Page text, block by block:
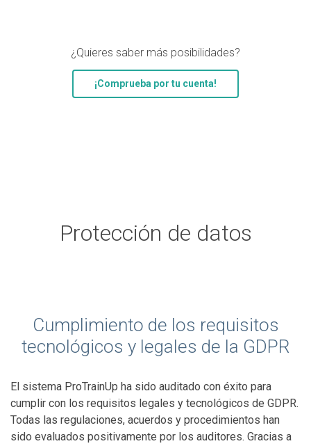
¿Quieres saber más posibilidades?
¡Comprueba por tu cuenta!
Protección de datos
Cumplimiento de los requisitos
tecnológicos y legales de la GDPR
El sistema ProTrainUp ha sido auditado con éxito para
cumplir con los requisitos legales y tecnológicos de GDPR.
Todas las regulaciones, acuerdos y procedimientos han
sido evaluados positivamente por los auditores. Gracias a